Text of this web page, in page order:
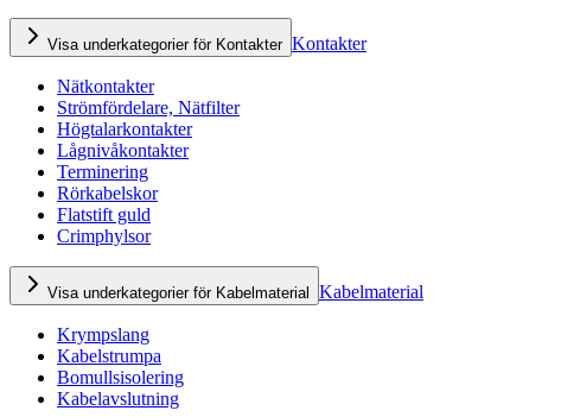
Visa underkategorier för Kontakter Kontakter
Nätkontakter
Strömfördelare, Nätfilter
Högtalarkontakter
Lågnivåkontakter
Terminering
Rörkabelskor
Flatstift guld
Crimphylsor
Visa underkategorier för Kabelmaterial Kabelmaterial
Krympslang
Kabelstrumpa
Bomullsisolering
Kabelavslutning